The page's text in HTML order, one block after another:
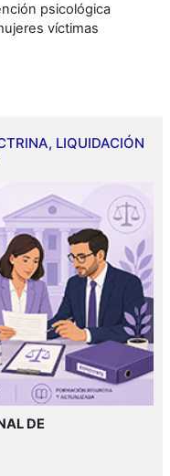
psicológica
víctimas
LIQUIDACIÓN
DE